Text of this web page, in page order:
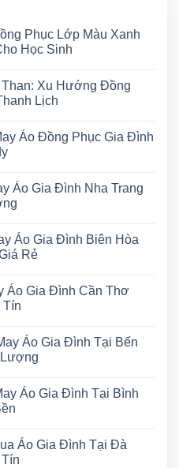
Phục Lớp Màu Xanh
Học Sinh
Xu Hướng Đồng
Lịch
Áo Đồng Phục Gia Đình
Áo Gia Đình Nha Trang
Áo Gia Đình Biên Hòa
Rẻ
Áo Gia Đình Cần Thơ
Tín
Áo Gia Đình Tại Bến
Áo Gia Đình Tại Bình
Áo Gia Đình Tại Đà